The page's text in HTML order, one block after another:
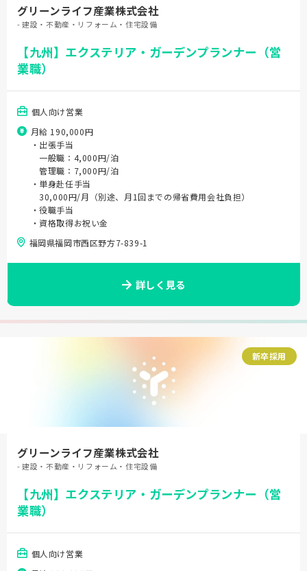
グリーンライフ産業株式会社
- 建設・不動産・リフォーム・住宅設備
【九州】エクステリア・ガーデンプランナー（営
業職）
個人向け営業
月給 190,000円
・出張手当
一般職：4,000円/泊
管理職：7,000円/泊
・単身赴任手当
30,000円/月（別途、月1回までの帰省費用会社負担）
・役職手当
・資格取得お祝い金
福岡県福岡市西区野方7-839-1
詳しく見る
新卒採用
グリーンライフ産業株式会社
- 建設・不動産・リフォーム・住宅設備
【九州】エクステリア・ガーデンプランナー（営
業職）
個人向け営業